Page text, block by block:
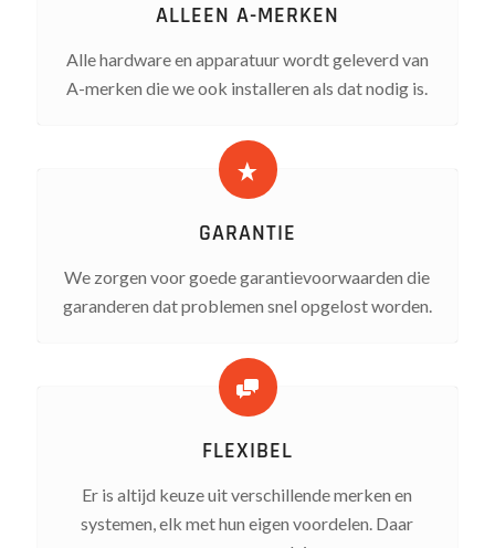
ALLEEN A-MERKEN
Alle hardware en apparatuur wordt geleverd van
A-merken die we ook installeren als dat nodig is.
GARANTIE
We zorgen voor goede garantievoorwaarden die
garanderen dat problemen snel opgelost worden.
FLEXIBEL
Er is altijd keuze uit verschillende merken en
systemen, elk met hun eigen voordelen. Daar